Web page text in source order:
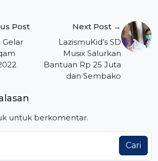
Post
Gelar
Next Post →
LazismuKid’s SD
Musix Salurkan
Bantuan Rp 25 Juta
dan Sembako
untuk berkomentar.
Cari